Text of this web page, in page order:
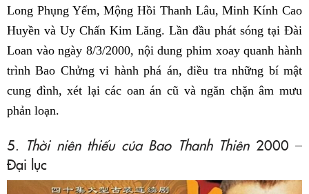
Long Phụng Yếm, Mộng Hồi Thanh Lâu, Minh Kính Cao
Huyền và Uy Chấn Kim Lăng. Lần đầu phát sóng tại Đài
Loan vào ngày 8/3/2000, nội dung phim xoay quanh hành
trình Bao Chửng vi hành phá án, điều tra những bí mật
cung đình, xét lại các oan án cũ và ngăn chặn âm mưu
phản loạn.
5. Thời niên thiếu của Bao Thanh Thiên2000 –
Đại lục